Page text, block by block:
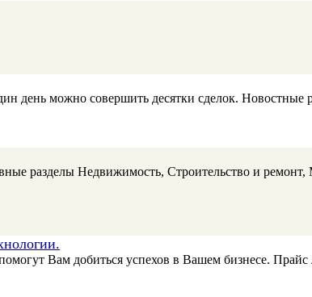
день можно совершить десятки сделок. Новостные
разделы Недвижимость, Строительство и
Вам добиться успехов в Вашем бизнесе.